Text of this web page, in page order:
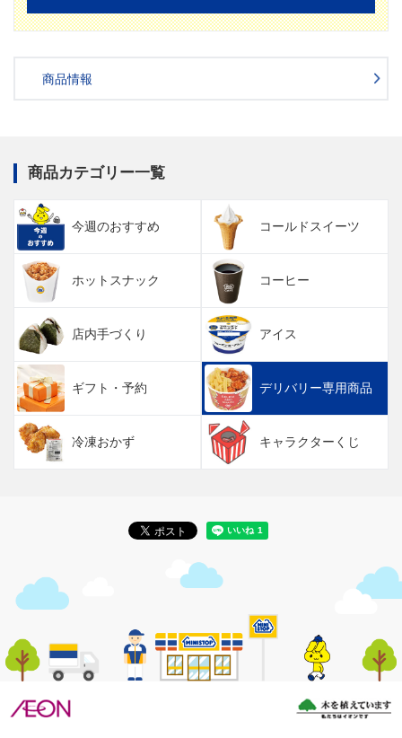
商品情報
商品カテゴリー一覧
今週のおすすめ コールドスイーツ
ホットスナック コーヒー
店内手づくり アイス
ギフト・予約 デリバリー専用商品
冷凍おかず キャラクターくじ